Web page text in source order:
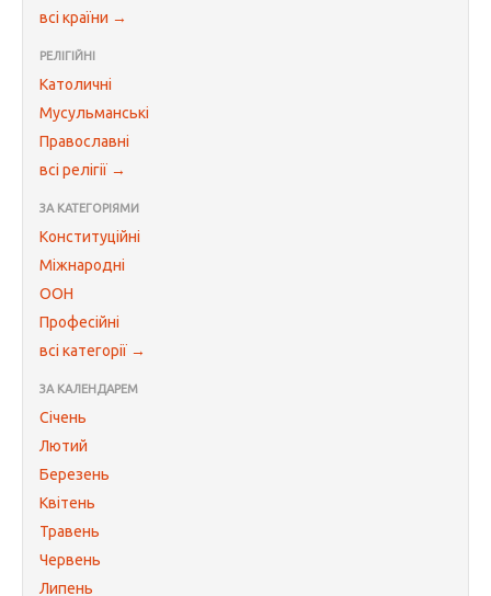
всі країни →
РЕЛІГІЙНІ
Католичні
Мусульманські
Православні
всі релігії →
ЗА КАТЕГОРІЯМИ
Конституційні
Міжнародні
ООН
Професійні
всі категорії →
ЗА КАЛЕНДАРЕМ
Січень
Лютий
Березень
Квітень
Травень
Червень
Липень